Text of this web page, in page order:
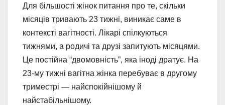
Для більшості жінок питання про те, скільки
місяців тривають 23 тижні, виникає саме в
контексті вагітності. Лікарі спілкуються
тижнями, а родичі та друзі запитують місяцями.
Це постійна “двомовність”, яка іноді дратує. На
23-му тижні вагітна жінка перебуває в другому
триместрі — найспокійнішому й
найстабільнішому.